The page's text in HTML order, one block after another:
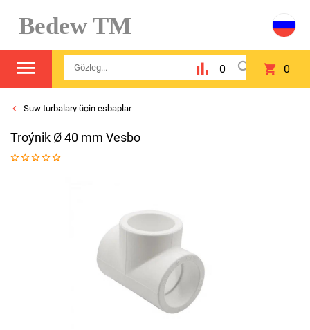
Bedew TM
0 0
Suw turbalary üçin esbaplar
Troýnik Ø 40 mm Vesbo